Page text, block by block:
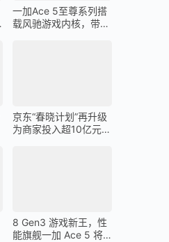
一加Ace 5至尊系列搭
载风驰游戏内核，带来
京东“春晓计划”再升级
为商家投入超10亿元广
8 Gen3 游戏新王，性
能旗舰一加 Ace 5 将